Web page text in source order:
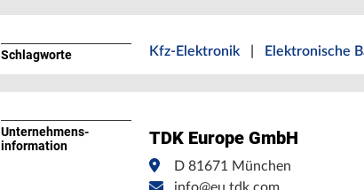
Schlagworte Kfz-Elektronik Elektronische
Unternehmens­
information
TDK Europe GmbH
D 81671 München